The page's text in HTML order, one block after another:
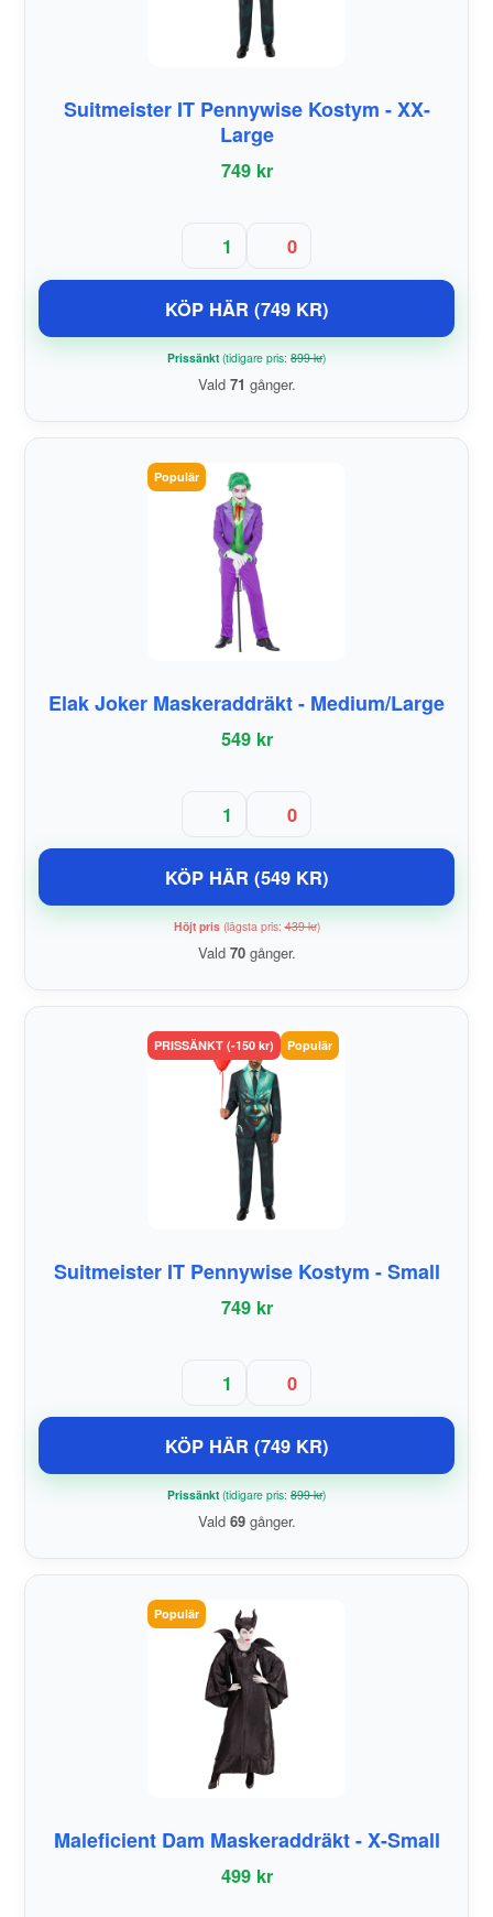
Suitmeister IT Pennywise Kostym - XX-
Large
749 kr
1 0
KÖP HÄR (749 KR)
Prissänkt(tidigare pris: 899 kr)
Vald 71 gånger.
Populär
Elak Joker Maskeraddräkt - Medium/Large
549 kr
1 0
KÖP HÄR (549 KR)
Höjt pris(lägsta pris:439 kr)
Vald 70gånger.
PRISSÄNKT (-150 kr) Populär
Suitmeister IT Pennywise Kostym - Small
749 kr
1 0
KÖP HÄR (749 KR)
Prissänkt(tidigare pris: 899 kr)
Vald 69gånger.
Populär
Maleficient Dam Maskeraddräkt - X-Small
499 kr